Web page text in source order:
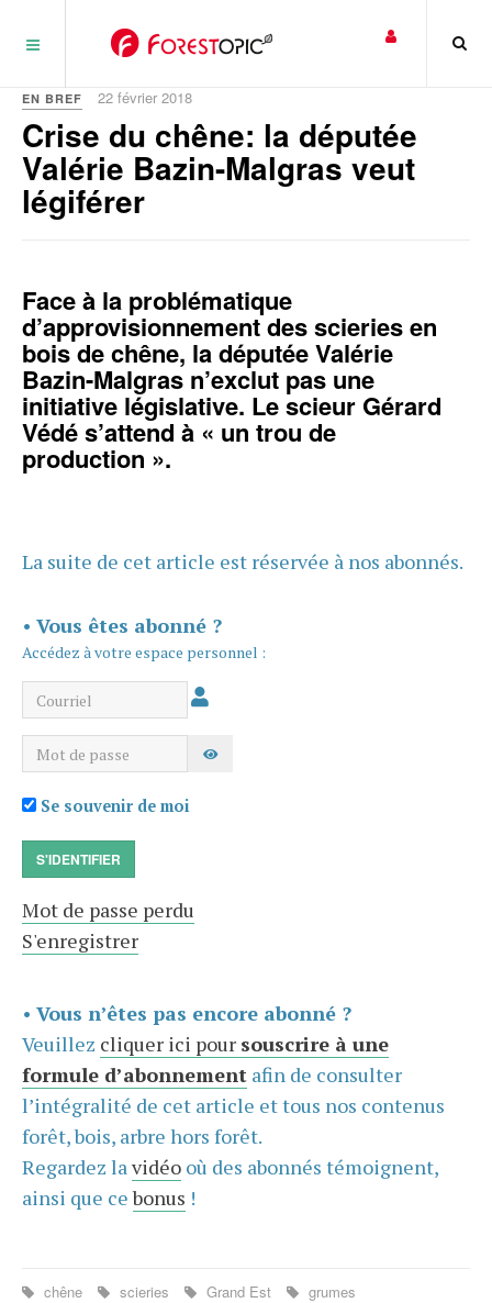
EN BREF 22 février 2018
Crise du chêne: la députée
Valérie Bazin-Malgras veut
légiférer
Face à la problématique
d’approvisionnement des scieries en
bois de chêne, la députée Valérie
Bazin-Malgras n’exclut pas une
initiative législative. Le scieur Gérard
Védé s’attend à « un trou de
production ».
La suite de cet article est réservée à nos abonnés.
• Vous êtes abonné ?
Accédez à votre espace personnel :
Courriel
Mot de passe AFFICHER LE MOT DE PASSE
Se souvenir de moi
S'IDENTIFIER
Mot de passe perdu
S'enregistrer
• Vous n’êtes pas encore abonné ?
Veuillez cliquer ici pour souscrire à une
formule d’abonnement afin de consulter
l’intégralité de cet article et tous nos contenus
forêt, bois, arbre hors forêt.
Regardez lavidéo où des abonnés témoignent,
ainsi que cebonus !
chêne scieries Grand Est grumes